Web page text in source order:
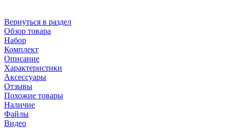
Вернуться в раздел
Обзор товара
Набор
Комплект
Описание
Характеристики
Аксессуары
Отзывы
Похожие товары
Наличие
Файлы
Видео